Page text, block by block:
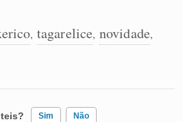
, tagarelice, novidade,
Sim Não